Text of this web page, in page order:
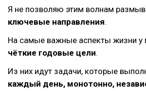
Я не позволяю этим волнам
ключевые направления.
На самые важные аспекты жизни у
чёткие годовые цели.
Из них идут задачи, которые
каждый день, монотонно,